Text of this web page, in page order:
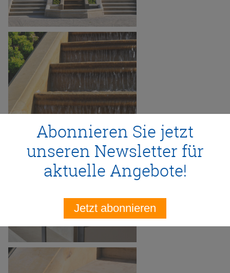
Abonnieren Sie jetzt
unseren Newsletter für
aktuelle Angebote!
Jetzt abonnieren